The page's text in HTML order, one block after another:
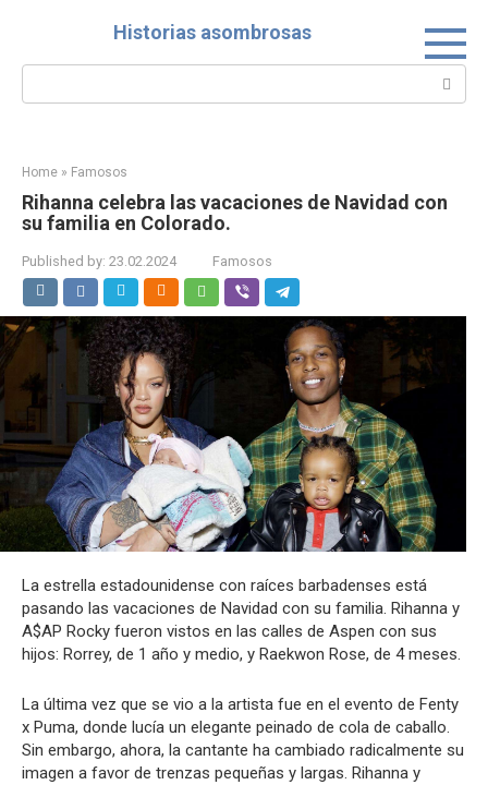
Historias asombrosas
Search:
Home » Famosos
Rihanna celebra las vacaciones de Navidad con
su familia en Colorado.
Published by: 23.02.2024 Famosos
La estrella estadounidense con raíces barbadenses está
pasando las vacaciones de Navidad con su familia. Rihanna y
A$AP Rocky fueron vistos en las calles de Aspen con sus
hijos: Rorrey, de 1 año y medio, y Raekwon Rose, de 4 meses.
La última vez que se vio a la artista fue en el evento de Fenty
x Puma, donde lucía un elegante peinado de cola de caballo.
Sin embargo, ahora, la cantante ha cambiado radicalmente su
imagen a favor de trenzas pequeñas y largas. Rihanna y